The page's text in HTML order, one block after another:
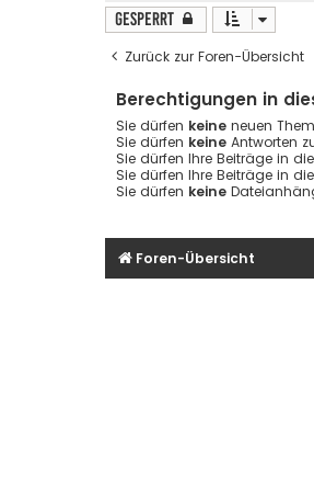
Gesperrt
Zurück zur Foren-Übersicht
Berechtigungen in
Sie dürfen keine neuen
Sie dürfen keine Antworten
Sie dürfen Ihre Beiträge in
Sie dürfen Ihre Beiträge in
Sie dürfen keine
Foren-Übersicht